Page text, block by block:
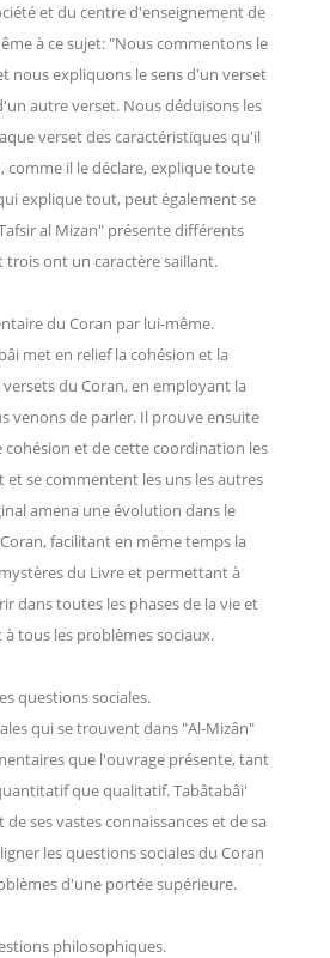
et du centre d'enseignement de
à ce sujet: "Nous commentons le
nous expliquons le sens d'un verset
autre verset. Nous déduisons les
verset des caractéristiques qu'il
comme il le déclare, explique toute
explique tout, peut également se
al Mizan" présente différents
trois ont un caractère saillant.
du Coran par lui-même.
met en relief la cohésion et la
du Coran, en employant la
venons de parler. Il prouve ensuite
cohésion et de cette coordination les
et se commentent les uns les autres
amena une évolution dans le
facilitant en même temps la
du Livre et permettant à
dans toutes les phases de la vie et
tous les problèmes sociaux.
questions sociales.
qui se trouvent dans "Al-Mizân"
que l'ouvrage présente, tant
que qualitatif. Tabâtabâi'
ses vastes connaissances et de sa
les questions sociales du Coran
d'une portée supérieure.
philosophiques.